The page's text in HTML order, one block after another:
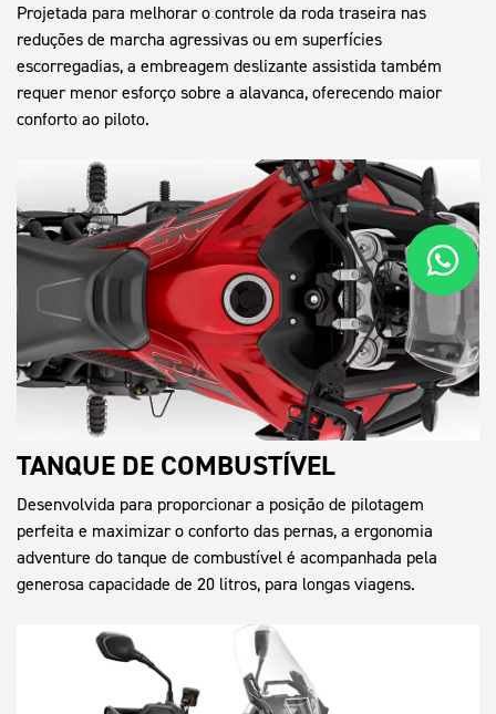
Projetada para melhorar o controle da roda traseira nas
reduções de marcha agressivas ou em superfícies
escorregadias, a embreagem deslizante assistida também
requer menor esforço sobre a alavanca, oferecendo maior
conforto ao piloto.
TANQUE DE COMBUSTÍVEL
Desenvolvida para proporcionar a posição de pilotagem
perfeita e maximizar o conforto das pernas, a ergonomia
adventure do tanque de combustível é acompanhada pela
generosa capacidade de 20 litros, para longas viagens.